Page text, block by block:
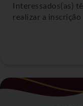
Interessados(as)
realizar a inscrição